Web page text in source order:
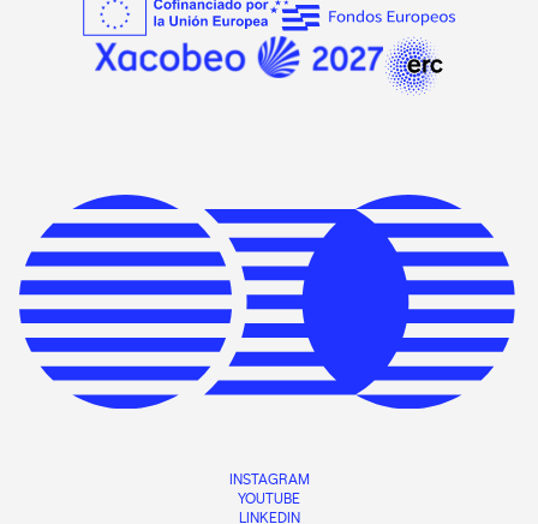
INSTAGRAM
YOUTUBE
LINKEDIN